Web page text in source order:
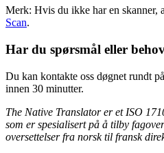
Merk: Hvis du ikke har en skanner,
Scan.
Har du spørsmål eller
Du kan kontakte oss døgnet rundt på
innen 30 minutter.
The Native Translator er et ISO
som er spesialisert på å tilby
oversettelser fra norsk til fransk